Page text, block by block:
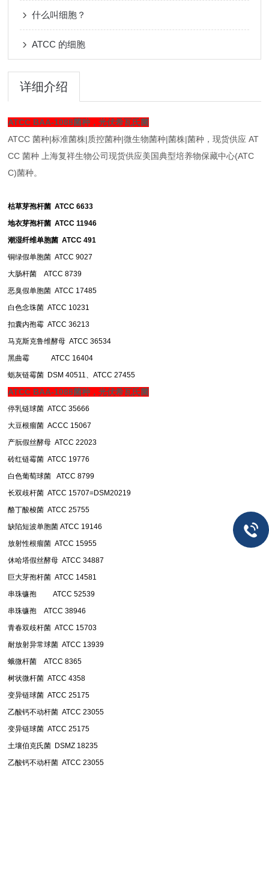
什么叫细胞？
ATCC 的细胞
详细介绍
ATCC BAA-1088菌种，光伏希瓦氏菌
ATCC 菌种|标准菌株|质控菌种|微生物菌种|菌株|菌种，现货供应 AT
CC 菌种 上海复祥生物公司现货供应美国典型培养物保藏中心(ATC
C)菌种。
枯草芽孢杆菌 ATCC 6633
地衣芽孢杆菌 ATCC 11946
潮湿纤维单胞菌 ATCC 491
铜绿假单胞菌 ATCC 9027
大肠杆菌 ATCC 8739
恶臭假单胞菌 ATCC 17485
白色念珠菌 ATCC 10231
扣囊内孢霉 ATCC 36213
马克斯克鲁维酵母 ATCC 36534
黑曲霉 ATCC 16404
蛎灰链霉菌 DSM 40511、ATCC 27455
ATCC BAA-1088菌种，光伏希瓦氏菌
停乳链球菌 ATCC 35666
大豆根瘤菌 ACCC 15067
产朊假丝酵母 ATCC 22023
砖红链霉菌 ATCC 19776
白色葡萄球菌 ATCC 8799
长双歧杆菌 ATCC 15707=DSM20219
酪丁酸梭菌 ATCC 25755
缺陷短波单胞菌ATCC 19146
放射性根瘤菌 ATCC 15955
休哈塔假丝酵母 ATCC 34887
巨大芽孢杆菌 ATCC 14581
串珠镰孢 ATCC 52539
串珠镰孢 ATCC 38946
青春双歧杆菌 ATCC 15703
耐放射异常球菌 ATCC 13939
蛾微杆菌 ATCC 8365
树状微杆菌 ATCC 4358
变异链球菌 ATCC 25175
乙酸钙不动杆菌 ATCC 23055
变异链球菌 ATCC 25175
土壤伯克氏菌 DSMZ 18235
乙酸钙不动杆菌 ATCC 23055